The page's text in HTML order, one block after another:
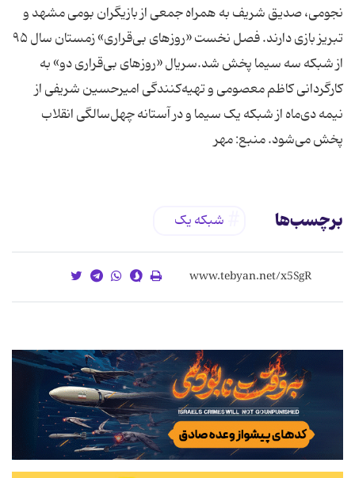
نجومی، صدیق شریف به همراه جمعی از بازیگران بومی مشهد و
تبریز بازی دارند. فصل نخست «روزهای بی‌قراری» زمستان سال ۹۵
از شبکه سه سیما پخش شد.سریال «روزهای بی‌قراری دو» به
کارگردانی کاظم معصومی و تهیه‌کنندگی امیرحسین شریفی از
نیمه دی‌ماه از شبکه یک سیما و در آستانه چهل‌سالگی انقلاب
پخش می‌شود. منبع: مهر
برچسب‌ها شبکه یک